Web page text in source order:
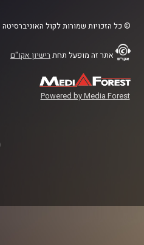
© כל הזכויות שמורות לקול האוניברסיטה
אתר זה מופעל תחת רישיון אקו"ם
Powered by Media Forest